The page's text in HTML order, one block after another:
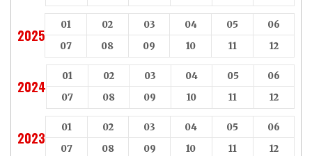
2025
01 02 03 04 05
06
07
08 09 10 11 12
2024
01 02 03 04 05
06
07
08 09 10 11 12
2023
01 02 03 04 05
06
07
08 09 10 11 12